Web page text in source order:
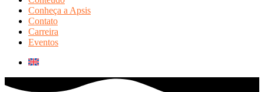
Conheça a Apsis
Contato
Carreira
Eventos